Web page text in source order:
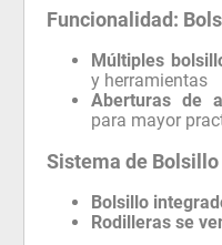
Funcionalidad:
Múltiples
y herramientas
Aberturas de
para mayor
Sistema de
Bolsillo
Rodilleras se